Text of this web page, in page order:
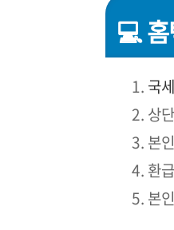
💻
국
상
본
환
본